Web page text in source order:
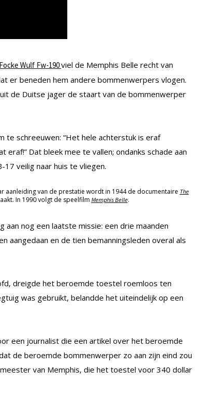
Focke Wulf Fw-190viel de Memphis Belle recht van
er beneden hem andere bommenwerpers vlogen.
de Duitse jager de staart van de bommenwerper
te schreeuwen: “Het hele achterstuk is eraf
Dat bleek mee te vallen; ondanks schade aan
veilig naar huis te vliegen.
aanleiding van de prestatie wordt in 1944 de documentaire The
In 1990 volgt de speelfilm Memphis Belle.
aan nog een laatste missie: een drie maanden
aangedaan en de tien bemanningsleden overal als
dreigde het beroemde toestel roemloos ten
was gebruikt, belandde het uiteindelijk op een
een journalist die een artikel over het beroemde
de beroemde bommenwerper zo aan zijn eind zou
van Memphis, die het toestel voor 340 dollar